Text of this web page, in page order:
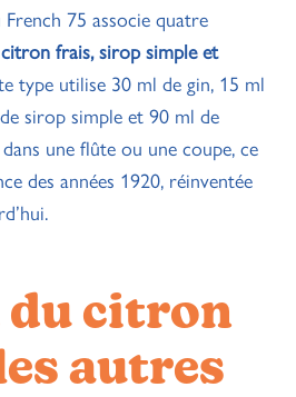
75 associe quatre
frais, sirop simple et
type utilise 30 ml de gin, 15 ml
sirop simple et 90 ml de
une flûte ou une coupe, ce
des années 1920, réinventée
du citron
autres